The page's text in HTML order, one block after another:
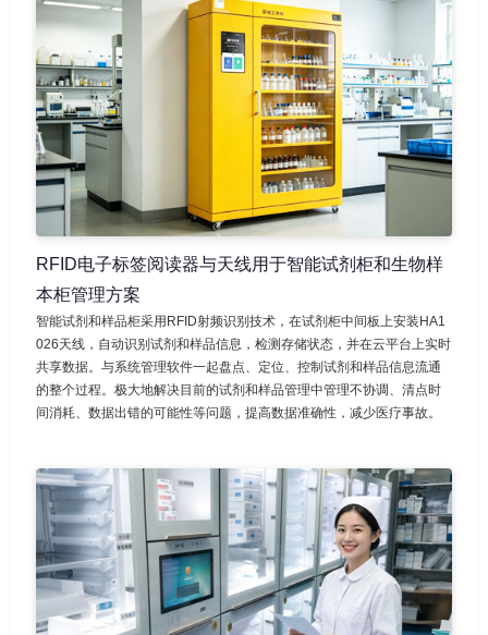
RFID电子标签阅读器与天线用于智能试剂柜和生物样
本柜管理方案
智能试剂和样品柜采用RFID射频识别技术，在试剂柜中间板上安装HA1
026天线，自动识别试剂和样品信息，检测存储状态，并在云平台上实时
共享数据。与系统管理软件一起盘点、定位、控制试剂和样品信息流通
的整个过程。极大地解决目前的试剂和样品管理中管理不协调、清点时
间消耗、数据出错的可能性等问题，提高数据准确性，减少医疗事故。